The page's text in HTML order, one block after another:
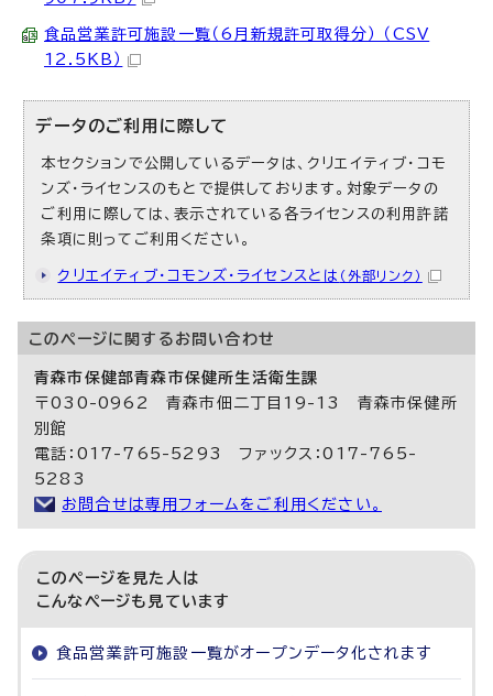
食品営業許可施設一覧（6月新規許可取得分） （CSV
12.5KB）
データのご利用に際して
本セクションで公開しているデータは、クリエイティブ・コモ
ンズ・ライセンスのもとで提供しております。対象データの
ご利用に際しては、表示されている各ライセンスの利用許諾
条項に則ってご利用ください。
クリエイティブ・コモンズ・ライセンスとは （外部リンク）
このページに関する お問い合わせ
青森市保健部青森市保健所生活衛生課
〒030-0962 青森市佃二丁目19-13 青森市保健所
別館
電話：017-765-5293 ファックス：017-765-
5283
お問合せは専用フォームをご利用ください。
このページを見た人は
こんなページも見ています
食品営業許可施設一覧がオープンデータ化されます